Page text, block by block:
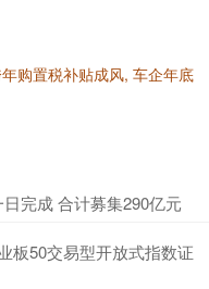
购置税补贴成风, 车企年底
完成 合计募集290亿元
板50交易型开放式指数证